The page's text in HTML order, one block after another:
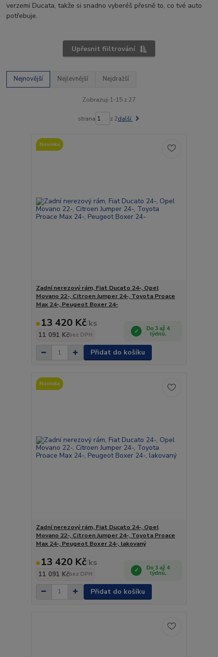
verzemi Ducata, takže si snadno vyberéš přesně to, co tvé auto
potřebuje.
Upřesnit fiiltrování
Nejnovější Nejlevnější Nejdražší
Zobrazuji 1-15 z 27
strana z 2další
Novinka
Zadní nerezový rám, Fiat Ducato 24-, Opel
Movano 22-, Citroen Jumper 24-, Toyota Proace
Max 24-, Peugeot Boxer 24-
13 420 Kč/ks
11 091 Kčbez DPH
Do 3 až 4
týdnů.
Přidat do košíku
Novinka
Zadní nerezový rám, Fiat Ducato 24-, Opel
Movano 22-, Citroen Jumper 24-, Toyota Proace
Max 24-, Peugeot Boxer 24-, lakovaný
13 420 Kč/ks
11 091 Kčbez DPH
Do 3 až 4
týdnů.
Přidat do košíku